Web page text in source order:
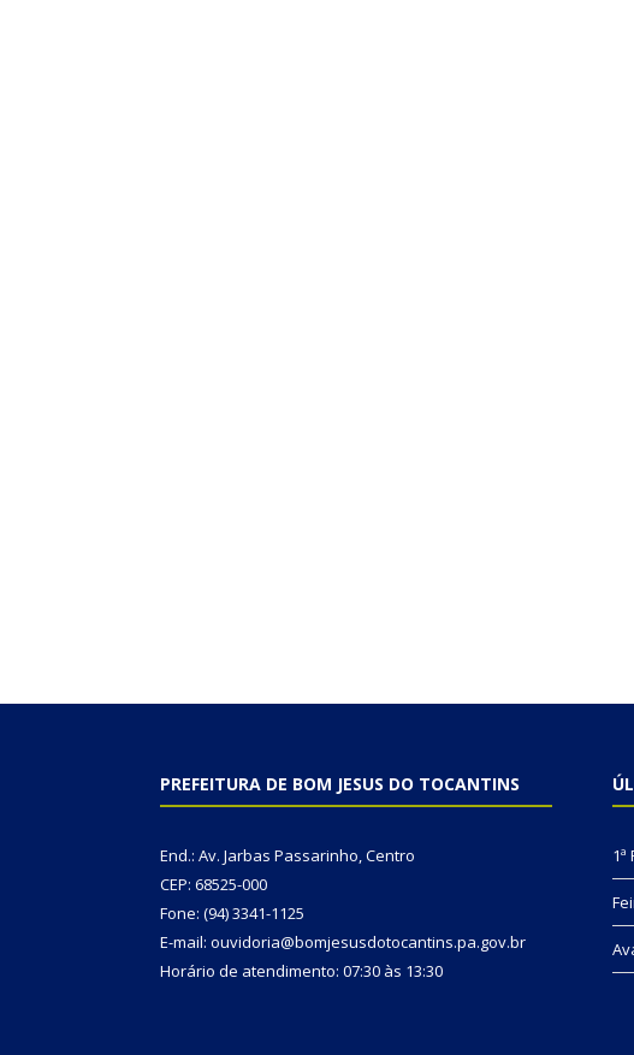
PREFEITURA DE BOM JESUS DO TOCANTINS
End.: Av. Jarbas Passarinho, Centro
CEP: 68525-000
Fone: (94) 3341-1125
E-mail: ouvidoria@bomjesusdotocantins.pa.gov.br
Horário de atendimento: 07:30 às 13:30
1ª